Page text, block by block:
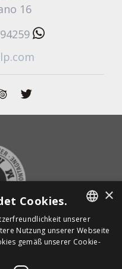
16
ITALIAN
ENGLISH
×
Cookies.
unserer
Nutzung unserer Webseite
gemäß unserer Cookie-